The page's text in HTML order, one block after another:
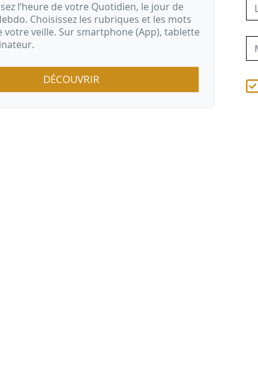
l‘heure de votre Quotidien, le jour de
Choisissez les rubriques et les mots
votre veille. Sur smartphone (App), tablette
DÉCOUVRIR